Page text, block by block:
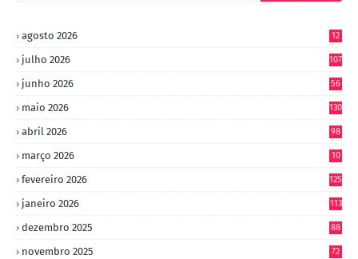
agosto 2026 12
julho 2026 107
junho 2026 56
maio 2026 130
abril 2026 98
março 2026
10
fevereiro 2026 125
janeiro 2026 113
dezembro 2025 88
novembro 2025 72